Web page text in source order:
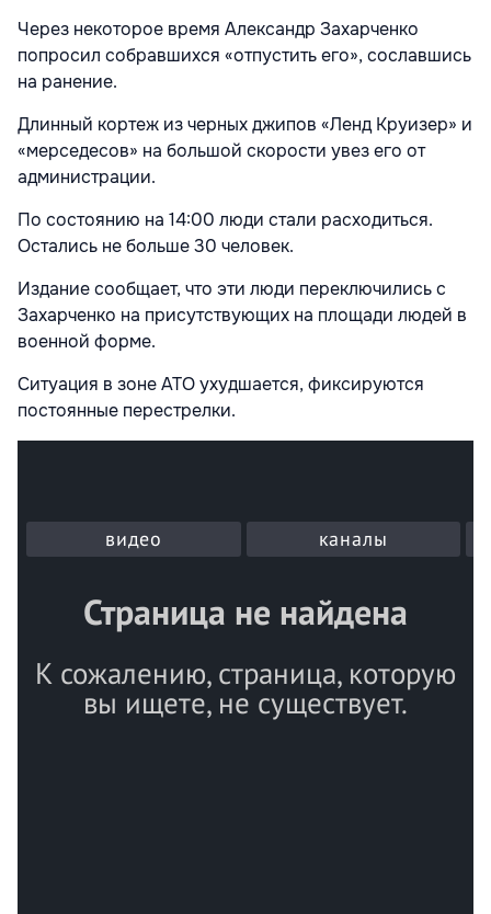
Через некоторое время Александр Захарченко
попросил собравшихся «отпустить его», сославшись
на ранение.
Длинный кортеж из черных джипов «Ленд Круизер» и
«мерседесов» на большой скорости увез его от
администрации.
По состоянию на 14:00 люди стали расходиться.
Остались не больше 30 человек.
Издание сообщает, что эти люди переключились с
Захарченко на присутствующих на площади людей в
военной форме.
Ситуация в зоне АТО ухудшается, фиксируются
постоянные перестрелки.